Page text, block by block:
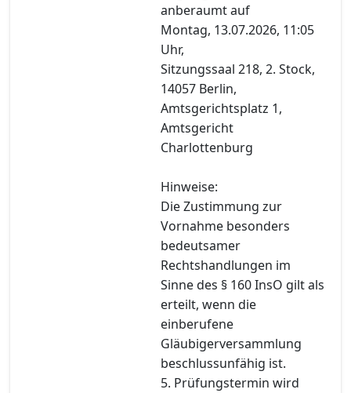
anberaumt auf
Montag, 13.07.2026, 11:05
Uhr,
Sitzungssaal 218, 2. Stock,
14057 Berlin,
Amtsgerichtsplatz 1,
Amtsgericht
Charlottenburg
Hinweise:
Die Zustimmung zur
Vornahme besonders
bedeutsamer
Rechtshandlungen im
Sinne des § 160 InsO gilt als
erteilt, wenn die
einberufene
Gläubigerversammlung
beschlussunfähig ist.
5. Prüfungstermin wird